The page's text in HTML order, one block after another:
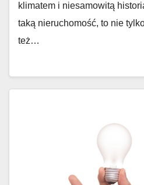
klimatem i niesamowitą
taką nieruchomość, to nie
też…